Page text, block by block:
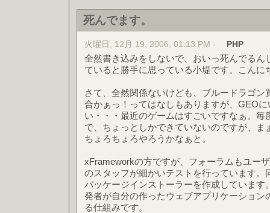
死んでます。
火曜日, 12月 19, 2006, 01:13 PM - PHP
全然書き込みをしないで、おいっ死んでるん
ていると勝手に思っている小堤です。こんに
さて、全然関係ないけども、ブルードラゴ
合かぁっ！ってはなしもありますが、GEO
い・・・最近のゲームはすごいですなぁ。毎
で、ちょっとしかできていないのですが、ま
ちょろちょろやろうかなぁと。
xFrameworkの方ですが、フォーラムもユー
のスタッフが細かいテストを行っています。
パッケージインストーラーを作成しています
発者が自分の作ったウェブアプリケーション
る仕組みです。